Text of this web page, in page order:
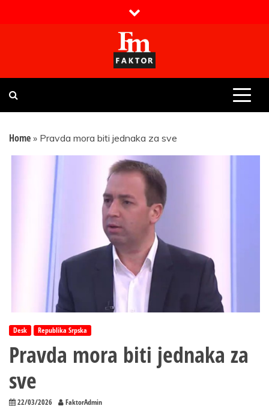
Faktor magazin
Uvijek presudan
Home » Pravda mora biti jednaka za sve
Desk Republika Srpska
Pravda mora biti jednaka za
sve
22/03/2026 FaktorAdmin